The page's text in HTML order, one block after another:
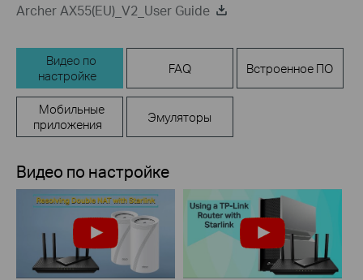
Archer AX55(EU)_V2_User Guide
Видео по
настройке
FAQ Встроенное ПО
Мобильные
приложения
Эмуляторы
Видео по настройке